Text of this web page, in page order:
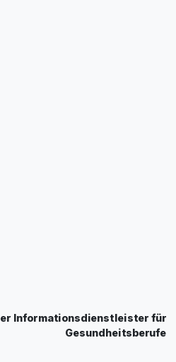
Informationsdienstleister für
Gesundheitsberufe